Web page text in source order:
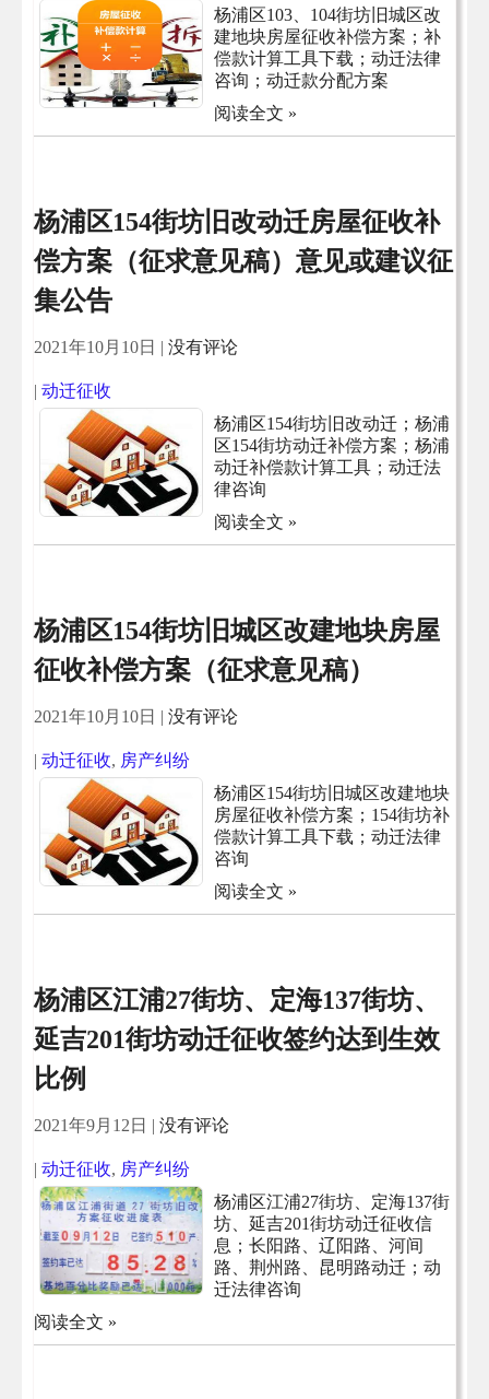
杨浦区103、104街坊旧城区改
建地块房屋征收补偿方案；补
偿款计算工具下载；动迁法律
咨询；动迁款分配方案
阅读全文 »
杨浦区154街坊旧改动迁房屋征收补
偿方案（征求意见稿）意见或建议征
集公告
2021年10月10日 | 没有评论
| 动迁征收
杨浦区154街坊旧改动迁；杨浦
区154街坊动迁补偿方案；杨浦
动迁补偿款计算工具；动迁法
律咨询
阅读全文 »
杨浦区154街坊旧城区改建地块房屋
征收补偿方案（征求意见稿）
2021年10月10日 | 没有评论
| 动迁征收, 房产纠纷
杨浦区154街坊旧城区改建地块
房屋征收补偿方案；154街坊补
偿款计算工具下载；动迁法律
咨询
阅读全文 »
杨浦区江浦27街坊、定海137街坊、
延吉201街坊动迁征收签约达到生效
比例
2021年9月12日 | 没有评论
| 动迁征收, 房产纠纷
杨浦区江浦27街坊、定海137街
坊、延吉201街坊动迁征收信
息；长阳路、辽阳路、河间
路、荆州路、昆明路动迁；动
迁法律咨询
阅读全文 »